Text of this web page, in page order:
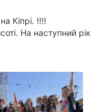
Кіпрі. !!!!
На наступний рік